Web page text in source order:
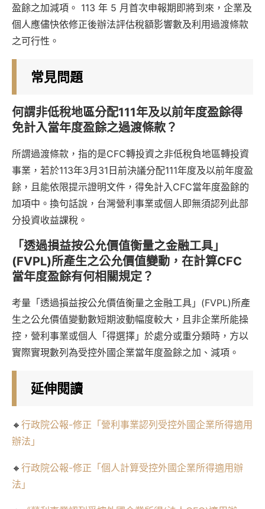
盈餘之加減項。 113 年 5 月首次申報期即將到來，企業及
個人應儘快依修正後辦法評估稅額影響數及利用過渡條款
之可行性。
常見問題
何謂非低稅地區分配111年及以前年度盈餘得
免計入當年度盈餘之過渡條款？
所謂過渡條款，指的是CFC轉投資之非低稅負地區轉投資
事業，若於113年3月31日前決議分配111年度及以前年度盈
餘，且能依限提示證明文件，得免計入CFC當年度盈餘的
加項中。換句話說，台灣營利事業或個人即無須認列此部
分投資收益課稅。
「透過損益按公允價值衡量之金融工具」
(FVPL)所產生之公允價值變動，在計算CFC
當年度盈餘有何相關規定？
考量「透過損益按公允價值衡量之金融工具」(FVPL)所產
生之公允價值變動數短期波動幅度較大，且非企業所能操
控，營利事業或個人「得選擇」於處分或重分類時，方以
實際實現數列為受控外國企業當年度盈餘之加、減項。
延伸閱讀
🔸 行政院公報-修正「營利事業認列受控外國企業所得適用
辦法」
🔸 行政院公報-修正「個人計算受控外國企業所得適用辦
法」